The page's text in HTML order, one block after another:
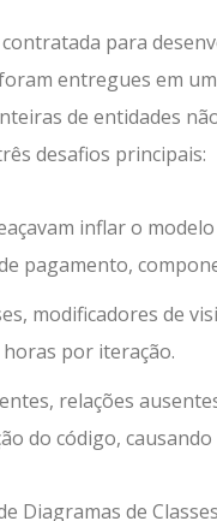
para
entregues em
de entidades
desafios principais:
inflar o
pagamento,
modificadores de
por iteração.
relações
do código,
de